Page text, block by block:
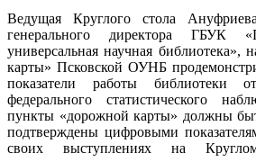
Ведущая Круглого стола
генерального директора ГБУК
универсальная научная библиотека»,
карты» Псковской ОУНБ
показатели работы библиотеки
федерального статистического
пункты «дорожной карты» должны
подтверждены цифровыми
своих выступлениях на